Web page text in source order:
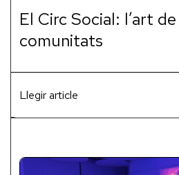
El Circ Social: l’art
comunitats
Llegir article